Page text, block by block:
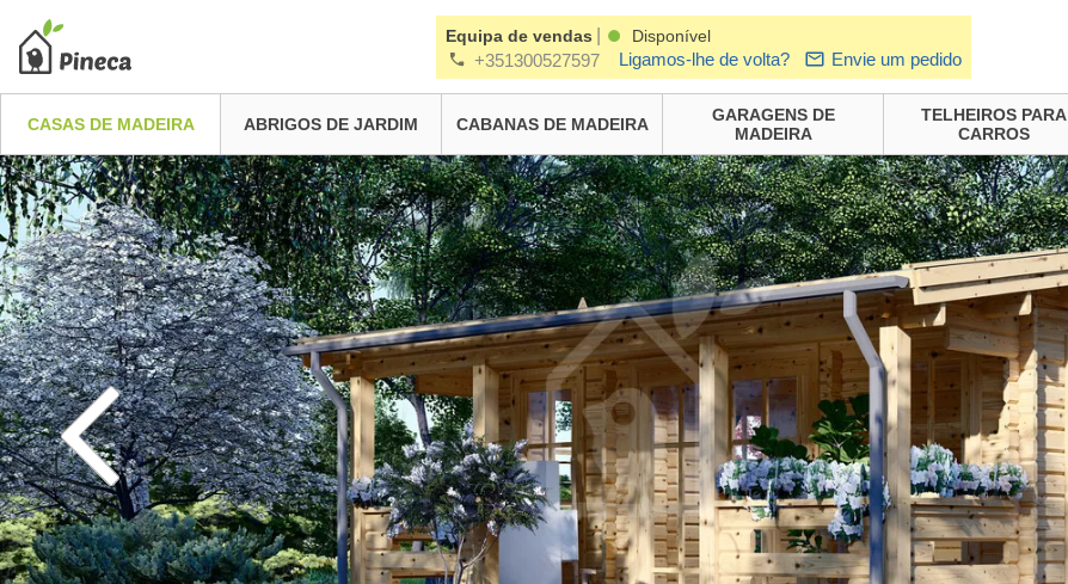
Equipa de vendas Disponível
+351300527597 Ligamos-lhe de volta? Envie um pedido
CASAS DE MADEIRA ABRIGOS DE JARDIM CABANAS DE MADEIRA
GARAGENS DE
MADEIRA
TELHEIROS PARA
CARROS